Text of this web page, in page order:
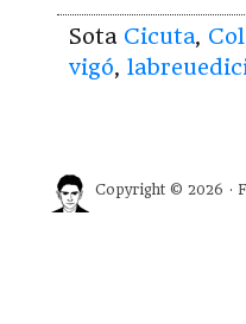
Sota Cicuta,
vigó,
Copyright © 2026 ·